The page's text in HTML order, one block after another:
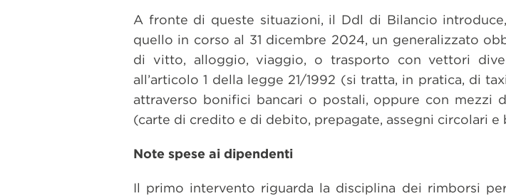
A fronte di queste situazioni, il Ddl di Bilancio
quello in corso al 31 dicembre 2024, un generalizzato
di vitto, alloggio, viaggio, o trasporto con vettori
all’articolo 1 della legge 21/1992 (si tratta, in pratica, di
attraverso bonifici bancari o postali, oppure con mezzi
(carte di credito e di debito, prepagate, assegni circolari e
Note spese ai dipendenti
Il primo intervento riguarda la disciplina dei rimborsi